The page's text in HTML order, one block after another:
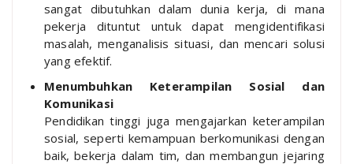
sangat dibutuhkan dalam dunia kerja, di mana
pekerja dituntut untuk dapat mengidentifikasi
masalah, menganalisis situasi, dan mencari solusi
yang efektif.
Menumbuhkan Keterampilan Sosial dan
Komunikasi
Pendidikan tinggi juga mengajarkan keterampilan
sosial, seperti kemampuan berkomunikasi dengan
baik, bekerja dalam tim, dan membangun jejaring